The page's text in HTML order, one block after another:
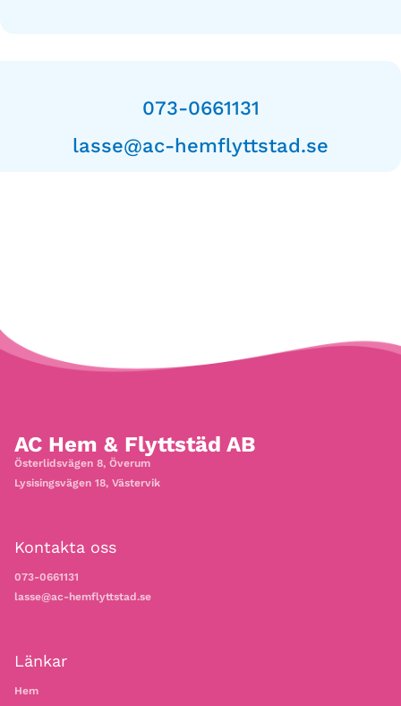
073-0661131
lasse@ac-hemflyttstad.se
AC Hem & Flyttstäd AB
Österlidsvägen 8, Överum
Lysisingsvägen 18, Västervik
Kontakta oss
073-0661131
lasse@ac-hemflyttstad.se
Länkar
Hem